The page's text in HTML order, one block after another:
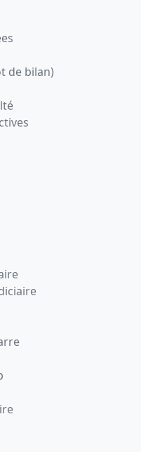
est prise
d'exigibilité
: FREECOM
mobilière
17 bis Pl des
Cedex
au greffe :
est prise
d'exigibilité
nanti : MIXER
MATERIELS
de bilan)